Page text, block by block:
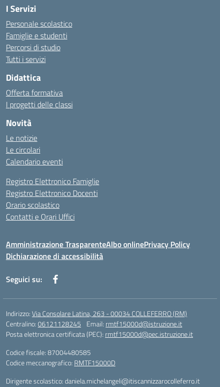
I Servizi
Personale scolastico
Famiglie e studenti
Percorsi di studio
Tutti i servizi
Didattica
Offerta formativa
I progetti delle classi
Novità
Le notizie
Le circolari
Calendario eventi
Registro Elettronico Famiglie
Registro Elettronico Docenti
Orario scolastico
Contatti e Orari Uffici
Amministrazione TrasparenteAlbo onlinePrivacy Policy
Dichiarazione di accessibilità
Seguici su:
Indirizzo:Via Consolare Latina, 263 - 00034 COLLEFERRO (RM)
Centralino:06121128245 Email: rmtf15000d@istruzione.it
Posta elettronica certificata (PEC): rmtf15000d@pec.istruzione.it
Codice fiscale: 87004480585
Codice meccanografico: RMTF15000D
Dirigente scolastico: daniela.michelangeli@itiscannizzarocolleferro.it